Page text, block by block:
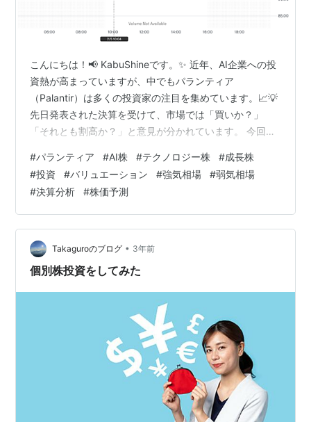
こんにちは！📢 KabuShineです。✨ 近年、AI企業への投
資熱が高まっていますが、中でもパランティア
（Palantir）は多くの投資家の注目を集めています。📈💡
先日発表された決算を受けて、市場では「買いか？」
「それとも割高か？」と意見が分かれています。 今回
解説していきます！🔍🚀 強気論：「革新的な」テクノロ
ジー株 月曜日、パランティアは第4四半期の売上と調整
後純利益が市場予想を上回り、ウォール街の詳細な分析
が本格化しました。Wedbush Securitiesの強気派テクノ
ロジーアナリスト、ダン・アイヴス氏は次のように述べ
ました： 「…
#パランティア #AI株 #テクノロジー株 #成長株
#投資 #バリュエーション #強気相場 #弱気相場
#決算分析 #株価予測
Takaguroのブログ • 3年前
個別株投資をしてみた